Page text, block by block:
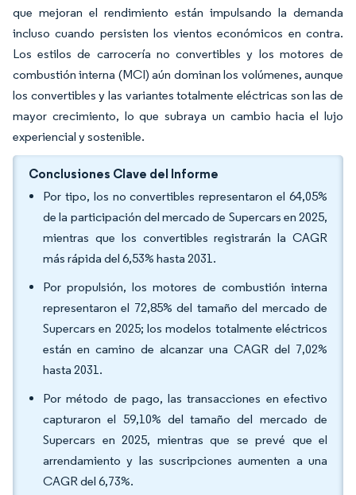
que mejoran el rendimiento están impulsando la demanda
incluso cuando persisten los vientos económicos en contra.
Los estilos de carrocería no convertibles y los motores de
combustión interna (MCI) aún dominan los volúmenes, aunque
los convertibles y las variantes totalmente eléctricas son las de
mayor crecimiento, lo que subraya un cambio hacia el lujo
experiencial y sostenible.
Conclusiones Clave del Informe
Por tipo, los no convertibles representaron el 64,05%
de la participación del mercado de Supercars en 2025,
mientras que los convertibles registrarán la CAGR
más rápida del 6,53% hasta 2031.
Por propulsión, los motores de combustión interna
representaron el 72,85% del tamaño del mercado de
Supercars en 2025; los modelos totalmente eléctricos
están en camino de alcanzar una CAGR del 7,02%
hasta 2031.
Por método de pago, las transacciones en efectivo
capturaron el 59,10% del tamaño del mercado de
Supercars en 2025, mientras que se prevé que el
arrendamiento y las suscripciones aumenten a una
CAGR del 6,73%.